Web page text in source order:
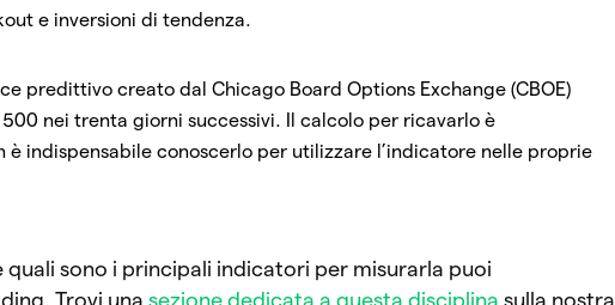
e inversioni di tendenza.
predittivo creato dal Chicago Board Options Exchange (CBOE)
nei trenta giorni successivi. Il calcolo per ricavarlo è
è indispensabile conoscerlo per utilizzare l’indicatore nelle proprie
quali sono i principali indicatori per misurarla puoi
Trovi unasezione dedicata a questa disciplina sulla nostra